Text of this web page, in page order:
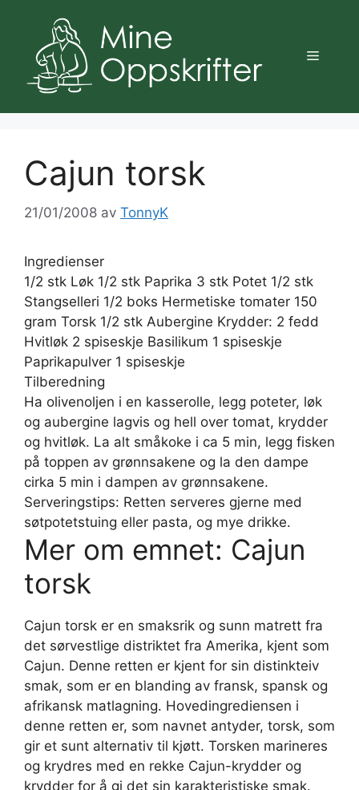
innhold
Meny
Cajun torsk
21/01/2008 av TonnyK
Ingredienser
1/2 stk Løk 1/2 stk Paprika 3 stk Potet 1/2 stk
Stangselleri 1/2 boks Hermetiske tomater 150
gram Torsk 1/2 stk Aubergine Krydder: 2 fedd
Hvitløk 2 spiseskje Basilikum 1 spiseskje
Paprikapulver 1 spiseskje
Tilberedning
Ha olivenoljen i en kasserolle, legg poteter, løk
og aubergine lagvis og hell over tomat, krydder
og hvitløk. La alt småkoke i ca 5 min, legg fisken
på toppen av grønnsakene og la den dampe
cirka 5 min i dampen av grønnsakene.
Serveringstips: Retten serveres gjerne med
søtpotetstuing eller pasta, og mye drikke.
Mer om emnet: Cajun
torsk
Cajun torsk er en smaksrik og sunn matrett fra
det sørvestlige distriktet fra Amerika, kjent som
Cajun. Denne retten er kjent for sin distinkteiv
smak, som er en blanding av fransk, spansk og
afrikansk matlagning. Hovedingrediensen i
denne retten er, som navnet antyder, torsk, som
gir et sunt alternativ til kjøtt. Torsken marineres
og krydres med en rekke Cajun-krydder og
krydder for å gi det sin karakteristiske smak.